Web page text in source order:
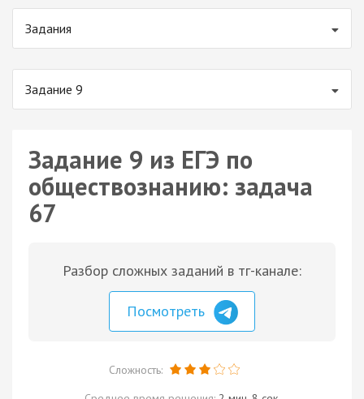
Задания
Задание 9
Задание 9 из ЕГЭ по
обществознанию: задача
67
Разбор сложных заданий в тг-канале:
Посмотреть
Сложность: